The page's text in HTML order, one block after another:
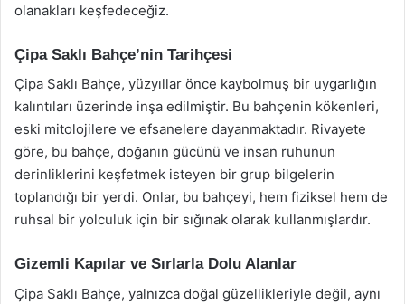
olanakları keşfedeceğiz.
Çipa Saklı Bahçe’nin Tarihçesi
Çipa Saklı Bahçe, yüzyıllar önce kaybolmuş bir uygarlığın
kalıntıları üzerinde inşa edilmiştir. Bu bahçenin kökenleri,
eski mitolojilere ve efsanelere dayanmaktadır. Rivayete
göre, bu bahçe, doğanın gücünü ve insan ruhunun
derinliklerini keşfetmek isteyen bir grup bilgelerin
toplandığı bir yerdi. Onlar, bu bahçeyi, hem fiziksel hem de
ruhsal bir yolculuk için bir sığınak olarak kullanmışlardır.
Gizemli Kapılar ve Sırlarla Dolu Alanlar
Çipa Saklı Bahçe, yalnızca doğal güzellikleriyle değil, aynı